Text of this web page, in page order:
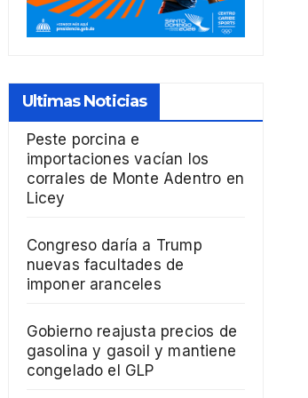
Ultimas Noticias
Peste porcina e
importaciones vacían los
corrales de Monte Adentro en
Licey
Congreso daría a Trump
nuevas facultades de
imponer aranceles
Gobierno reajusta precios de
gasolina y gasoil y mantiene
congelado el GLP